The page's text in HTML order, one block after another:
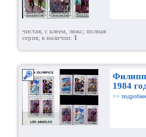
чистая, с клеем, люкс; полная
серия; в наличии: 1
1984
>>